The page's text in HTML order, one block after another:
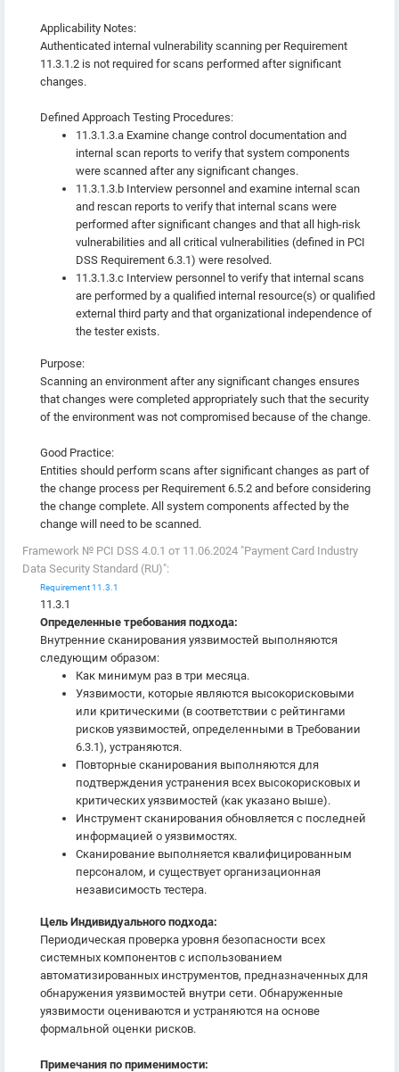
Applicability Notes:
Authenticated internal vulnerability scanning per Requirement
11.3.1.2 is not required for scans performed after significant
changes.
Defined Approach Testing Procedures:
11.3.1.3.a Examine change control documentation and
internal scan reports to verify that system components
were scanned after any significant changes.
11.3.1.3.b Interview personnel and examine internal scan
and rescan reports to verify that internal scans were
performed after significant changes and that all high-risk
vulnerabilities and all critical vulnerabilities (defined in PCI
DSS Requirement 6.3.1) were resolved.
11.3.1.3.c Interview personnel to verify that internal scans
are performed by a qualified internal resource(s) or qualified
external third party and that organizational independence of
the tester exists.
Purpose:
Scanning an environment after any significant changes ensures
that changes were completed appropriately such that the security
of the environment was not compromised because of the change.
Good Practice:
Entities should perform scans after significant changes as part of
the change process per Requirement 6.5.2 and before considering
the change complete. All system components affected by the
change will need to be scanned.
Framework № PCI DSS 4.0.1 от 11.06.2024 "Payment Card Industry
Data Security Standard (RU)":
Requirement 11.3.1
11.3.1
Определенные требования подхода:
Внутренние сканирования уязвимостей выполняются
следующим образом:
Как минимум раз в три месяца.
Уязвимости, которые являются высокорисковыми
или критическими (в соответствии с рейтингами
рисков уязвимостей, определенными в Требовании
6.3.1), устраняются.
Повторные сканирования выполняются для
подтверждения устранения всех высокорисковых и
критических уязвимостей (как указано выше).
Инструмент сканирования обновляется с последней
информацией о уязвимостях.
Сканирование выполняется квалифицированным
персоналом, и существует организационная
независимость тестера.
Цель Индивидуального подхода:
Периодическая проверка уровня безопасности всех
системных компонентов с использованием
автоматизированных инструментов, предназначенных для
обнаружения уязвимостей внутри сети. Обнаруженные
уязвимости оцениваются и устраняются на основе
формальной оценки рисков.
Примечания по применимости: